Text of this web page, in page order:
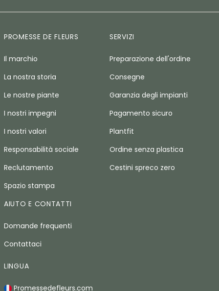
PROMESSE DE FLEURS
Il marchio
La nostra storia
Le nostre piante
I nostri impegni
I nostri valori
Responsabilità sociale
Reclutamento
Spazio stampa
SERVIZI
Preparazione dell'ordine
Consegne
Garanzia degli impianti
Pagamento sicuro
Plantfit
Ordine senza plastica
Cestini spreco zero
AIUTO E CONTATTI
Domande frequenti
Contattaci
LINGUA
Promessedefleurs.com